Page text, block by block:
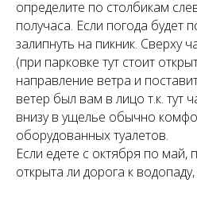
определите по столбикам
получаса. Если погода будет
залипнуть на пикник. Сверху
(при парковке тут стоит
направление ветра и
ветер был вам в лицо т.к. тут
внизу в ущелье обычно
оборудованных туалетов.
Если едете с октября по май,
открыта ли дорога к